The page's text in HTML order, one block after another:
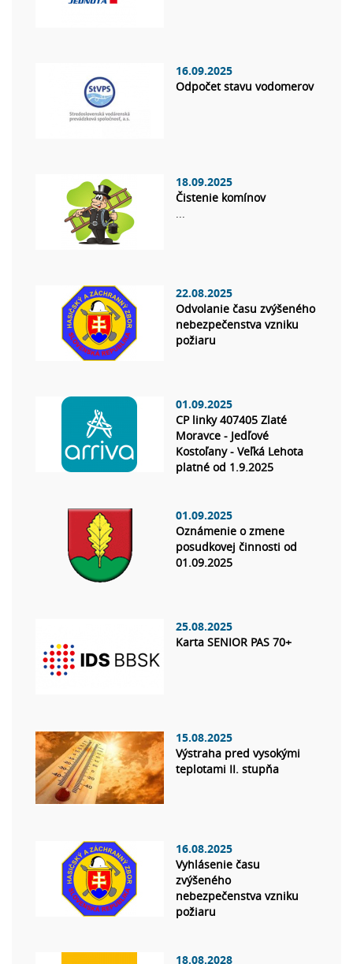
16.09.2025
Odpočet stavu vodomerov
18.09.2025
Čistenie komínov
...
22.08.2025
Odvolanie času zvýšeného
nebezpečenstva vzniku
požiaru
01.09.2025
CP linky 407405 Zlaté
Moravce - Jedľové
Kostoľany - Veľká Lehota
platné od 1.9.2025
01.09.2025
Oznámenie o zmene
posudkovej činnosti od
01.09.2025
25.08.2025
Karta SENIOR PAS 70+
15.08.2025
Výstraha pred vysokými
teplotami II. stupňa
16.08.2025
Vyhlásenie času
zvýšeného
nebezpečenstva vzniku
požiaru
18.08.2028